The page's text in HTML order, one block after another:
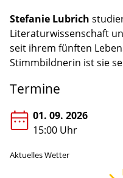
Aktuelles Wetter
Stefanie Lubrich
Literaturwissenschaft
seit ihrem fünften
Stimmbildnerin ist sie
Termine
01. 09. 2026
15:00 Uhr